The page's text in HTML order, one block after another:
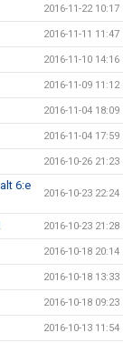
2016-11-22 10:17
2016-11-11 11:47
2016-11-10 14:16
2016-11-09 11:12
2016-11-04 18:09
2016-11-04 17:59
2016-10-26 21:23
6:e
2016-10-23 22:24
2016-10-23 21:28
2016-10-18 20:14
2016-10-18 13:33
2016-10-18 09:23
2016-10-13 11:54